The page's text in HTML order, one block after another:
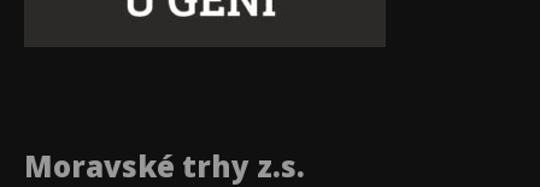
Moravské trhy z.s.